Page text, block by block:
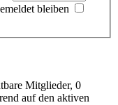
bleiben
Mitglieder, 0
auf den aktiven